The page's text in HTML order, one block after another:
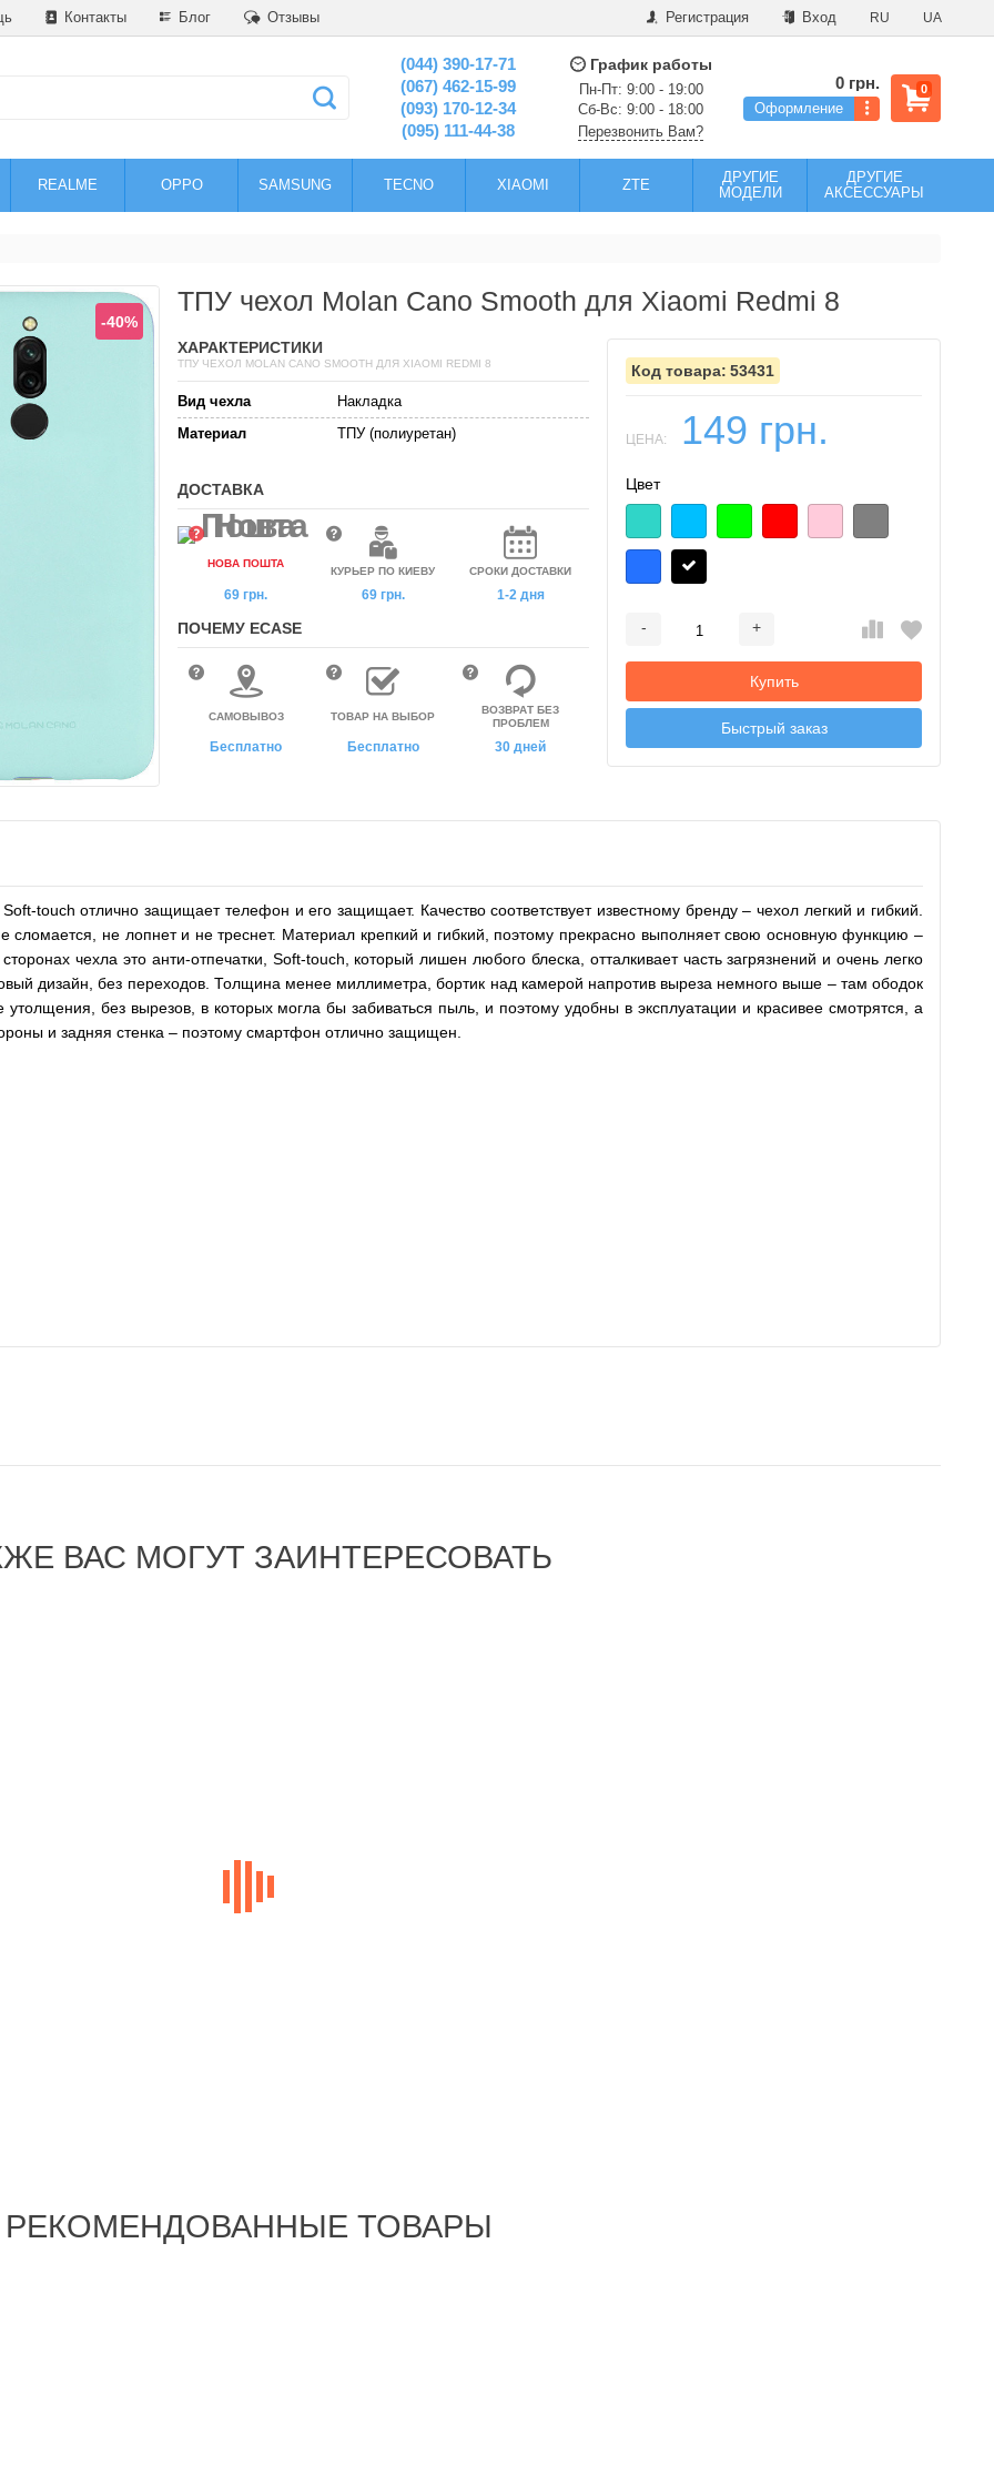
Контакты Блог Отзывы Регистрация Вход RU UA
(044) 390-17-71
(067) 462-15-99
(093) 170-12-34
(095) 111-44-38
График работы
Пн-Пт: 9:00 - 19:00
Сб-Вс: 9:00 - 18:00
Перезвонить Вам?
0
0 грн.
Оформление
REALME OPPO SAMSUNG TECNO XIAOMI ZTE
ДРУГИЕ
МОДЕЛИ
ДРУГИЕ
АКСЕССУАРЫ
-40%
ТПУ чехол Molan Cano Smooth для Xiaomi Redmi 8
53431
ЦЕНА: 149 грн.
Цвет
- +
Купить
Быстрый заказ
ХАРАКТЕРИСТИКИ
ТПУ ЧЕХОЛ MOLAN CANO SMOOTH ДЛЯ XIAOMI REDMI 8
Вид чехла
Накладка
Материал
ТПУ (полиуретан)
ДОСТАВКА
НОВА ПОШТА
69 грн.
КУРЬЕР ПО КИЕВУ
69 грн.
СРОКИ ДОСТАВКИ
1-2 дня
ПОЧЕМУ ECASE
САМОВЫВОЗ
Бесплатно
ТОВАР НА ВЫБОР
Бесплатно
ВОЗВРАТ БЕЗ
ПРОБЛЕМ
30 дней
touch отлично защищает телефон и его защищает. Качество соответствует известному бренду – чехол легкий и гибкий.
не лопнет и не треснет. Материал крепкий и гибкий, поэтому прекрасно выполняет свою основную функцию –
чехла это анти-отпечатки, Soft-touch, который лишен любого блеска, отталкивает часть загрязнений и очень легко
дизайн, без переходов. Толщина менее миллиметра, бортик над камерой напротив выреза немного выше – там ободок
без вырезов, в которых могла бы забиваться пыль, и поэтому удобны в эксплуатации и красивее смотрятся, а
и задняя стенка – поэтому смартфон отлично защищен.
ВАС МОГУТ ЗАИНТЕРЕСОВАТЬ
РЕКОМЕНДОВАННЫЕ ТОВАРЫ